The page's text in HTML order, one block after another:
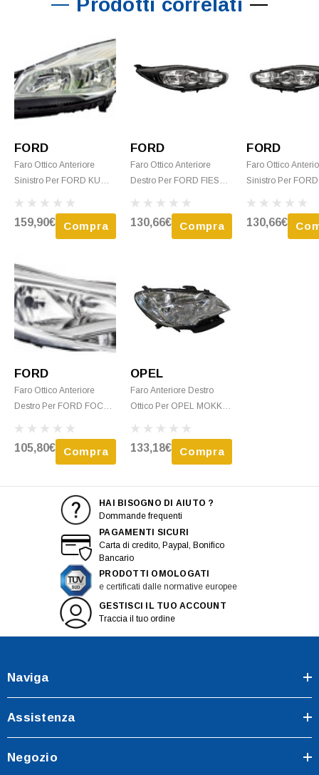
FORD
Faro Ottico Anteriore
Sinistro Per FORD KUGA
Cromato Nuovo
159,90€ Compra
FORD
Faro Ottico Anteriore
Destro Per FORD FIESTA
H7+H15 C/ Corpo Nero
Nuovo
130,66€ Compra
FORD
Faro Ottico
Sinistro Per FORD
H7+H15 C/ Corpo
Nuovo
130,66€
FORD
Faro Ottico Anteriore
Destro Per FORD FOCUS
Cromato Nuovo
105,80€ Compra
OPEL
Faro Anteriore Destro
Ottico Per OPEL MOKKA
Cromato, Nuovo
133,18€ Compra
HAI BISOGNO DI AIUTO ?
Dommande frequenti
PAGAMENTI SICURI
Carta di credito, Paypal, Bonifico
Bancario
PRODOTTI OMOLOGATI
e certificati dalle normative europee
GESTISCI IL TUO ACCOUNT
Traccia il tuo ordine
Naviga
Assistenza
Negozio